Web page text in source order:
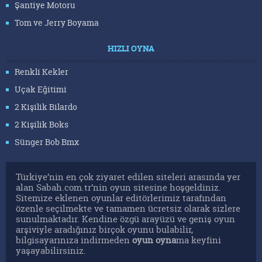
Çerezlere ilişkin tercihlerinizi aşağıda yer alan panel
için Ayarlar butonuna tıklayabilir,Çerez Bilgilendirme
Metnimiziziyaret edebilirsiniz.
6698 sayılı Kişisel Verilerin Korunması Kanunu uyarınca
hazırlanmış Aydınlatma Metnimizi okumak ve sitemizde
ilgili mevzuata uygun olarak kullanılan çerezlerle ilgili bilgi
almak için lütfen
Şantiye Motoru
Tom ve Jerry Boyama
HIZLI OYNA
Renkli Kekler
Uçak Eğitimi
2 Kişilik Bilardo
2 Kişilik Boks
Sünger Bob Bmx
Türkiye’nin en çok ziyaret edilen siteleri arasında yer
alan Sabah.com.tr’nin oyun sitesine hoşgeldiniz.
Sitemize eklenen oyunlar editörlerimiz tarafından
özenle seçilmekte ve tamamen ücretsiz olarak sizlere
sunulmaktadır. Kendine özgü arayüzü ve geniş oyun
arşiviyle aradığınız birçok oyunu bulabilir,
bilgisayarınıza indirmedenoyun oynama keyfini
yaşayabilirsiniz.